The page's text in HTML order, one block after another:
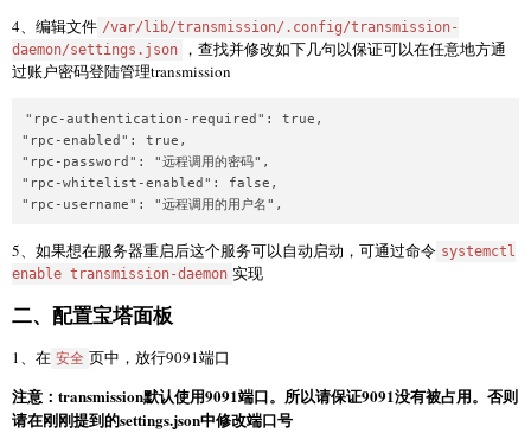
4、编辑文件 /var/lib/transmission/.config/transmission-
daemon/settings.json
，查找并修改如下几句以保证可以在任意地方通
过账户密码登陆管理transmission
"rpc-authentication-required": true,
"rpc-enabled": true,
"rpc-password": "远程调用的密码",
"rpc-whitelist-enabled": false,
"rpc-username": "远程调用的用户名",
5、如果想在服务器重启后这个服务可以自动启动，可通过命令 systemctl
enable transmission-daemon 实现
二、配置宝塔面板
1、在 安全 页中，放行9091端口
注意：transmission默认使用9091端口。所以请保证9091没有被占用。否则
请在刚刚提到的settings.json中修改端口号